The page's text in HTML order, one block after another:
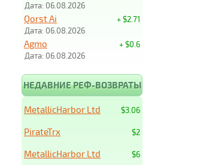
Дата: 06.08.2026
+ $2.71
Qorst Ai
Дата: 06.08.2026
+ $0.6
Agmo
Дата: 06.08.2026
НЕДАВНИЕ РЕФ-ВОЗВРАТЫ
$3.06
MetallicHarbor Ltd
$2
PirateTrx
$6
MetallicHarbor Ltd